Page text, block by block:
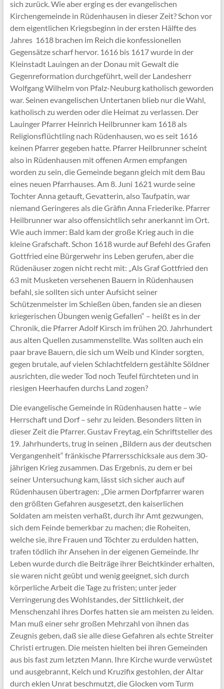
sich zurück. Wie aber erging es der evangelischen
Kirchengemeinde in Rüdenhausen in dieser Zeit? Schon vor
dem eigentlichen Kriegsbeginn in der ersten Hälfte des
Jahres 1618 brachen im Reich die konfessionellen
Gegensätze scharf hervor. 1616 bis 1617 wurde in der
Kleinstadt Lauingen an der Donau mit Gewalt die
Gegenreformation durchgeführt, weil der Landesherr
Wolfgang Wilhelm von Pfalz-Neuburg katholisch geworden
war. Seinen evangelischen Untertanen blieb nur die Wahl,
katholisch zu werden oder die Heimat zu verlassen. Der
Lauinger Pfarrer Heinrich Heilbrunner kam 1618 als
Religionsflüchtling nach Rüdenhausen, wo es seit 1616
keinen Pfarrer gegeben hatte. Pfarrer Heilbrunner scheint
also in Rüdenhausen mit offenen Armen empfangen
worden zu sein, die Gemeinde begann gleich mit dem Bau
eines neuen Pfarrhauses. Am 8. Juni 1621 wurde seine
Tochter Anna getauft, Gevatterin, also Taufpatin, war
niemand Geringeres als die Gräfin Anna Friederike. Pfarrer
Heilbrunner war also offensichtlich sehr anerkannt im Ort.
Wie auch immer: Bald kam der große Krieg auch in die
kleine Grafschaft. Schon 1618 wurde auf Befehl des Grafen
Gottfried eine Bürgerwehr ins Leben gerufen, aber die
Rüdenäuser zogen nicht recht mit: „Als Graf Gottfried den
63 mit Musketen versehenen Bauern in Rüdenhausen
befahl, sie sollten sich unter Aufsicht seiner
Schützenmeister im Schießen üben, fanden sie an diesen
kriegerischen Übungen wenig Gefallen“ – heißt es in der
Chronik, die Pfarrer Adolf Kirsch im frühen 20. Jahrhundert
aus alten Quellen zusammenstellte. Was sollten auch ein
paar brave Bauern, die sich um Weib und Kinder sorgten,
gegen brutale, auf vielen Schlachtfeldern gestählte Söldner
ausrichten, die weder Tod noch Teufel fürchteten und in
riesigen Heerhaufen durchs Land zogen?
Die evangelische Gemeinde in Rüdenhausen hatte – wie
Herrschaft und Dorf – sehr zu leiden. Besonders litten in
dieser Zeit die Pfarrer. Gustav Freytag, ein Schriftsteller des
19. Jahrhunderts, trug in seinen „Bildern aus der deutschen
Vergangenheit“ fränkische Pfarrersschicksale aus dem 30-
jährigen Krieg zusammen. Das Ergebnis, zu dem er bei
seiner Untersuchung kam, lässt sich sicher auch auf
Rüdenhausen übertragen: „Die armen Dorfpfarrer waren
den größten Gefahren ausgesetzt, den kaiserlichen
Soldaten am meisten verhaßt, durch ihr Amt gezwungen,
sich dem Feinde bemerkbar zu machen; die Roheiten,
welche sie, ihre Frauen und Töchter zu erdulden hatten,
trafen tödlich ihr Ansehen in der eigenen Gemeinde. Ihr
Leben wurde durch die Beiträge ihrer Beichtkinder erhalten,
sie waren nicht geübt und wenig geeignet, sich durch
körperliche Arbeit die Tage zu fristen; unter jeder
Verringerung des Wohlstandes, der Sittlichkeit, der
Menschenzahl ihres Dorfes hatten sie am meisten zu leiden.
Man muß einer sehr großen Mehrzahl von ihnen das
Zeugnis geben, daß sie alle diese Gefahren als echte Streiter
Christi ertrugen. Die meisten hielten bei ihren Gemeinden
aus bis fast zum letzten Mann. Ihre Kirche wurde verwüstet
und ausgebrannt, Kelch und Kruzifix gestohlen, der Altar
durch eklen Unrat beschmutzt, die Glocken vom Turm